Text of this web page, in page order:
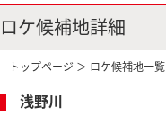
ロケ候補地詳細
トップページ ＞ ロケ候補地一覧
浅野川